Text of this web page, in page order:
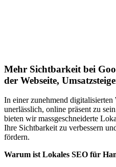
Mehr Sichtbarkeit bei
der Webseite,
In einer zunehmend
unerlässlich, online präsent zu
bieten wir massgeschneiderte
Ihre Sichtbarkeit zu verbessern
fördern.
Warum ist Lokales SEO für